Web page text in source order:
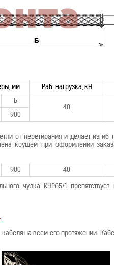
мм Раб. нагрузка, кН
Б
40
900
от перетирания и делает изгиб
коушем при оформлении
900 40
чулка КЧР65/1
на всем его протяжении.